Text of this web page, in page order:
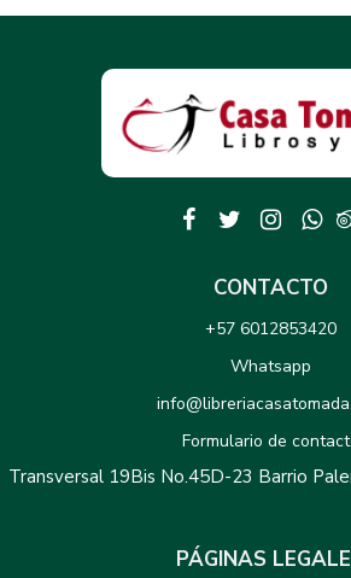
CONTACTO
+57 6012853420
Whatsapp
Formulario de
Transversal 19Bis No.45D-23 Barrio
PÁGINAS